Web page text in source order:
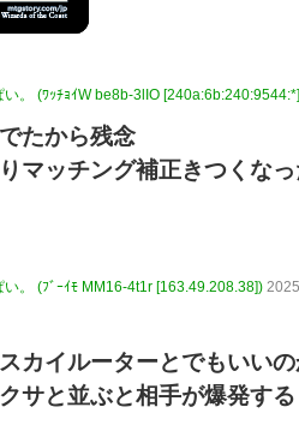
。 (ﾜｯﾁｮｲW be8b-3lIO
たから残念
マッチング補正きつくな
。 (ﾌﾞｰｲﾓ MM16-4t1r [163.49.208.38])
カイルーターとでもいい
サと並ぶと相手が爆発する